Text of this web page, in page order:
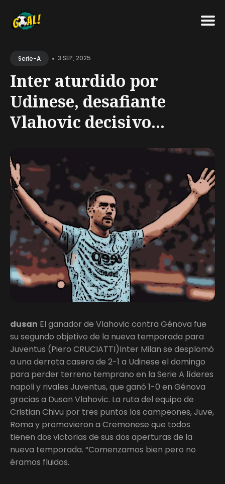
forSerie-A • 3 SEP, 2025
Inter aturdido por
Udinese, desafiante
Vlahovic decisivo...
dusan El ganador de Vlahovic contra Génova fue
su segundo objetivo de la nueva temporada para
Juventus (Piero CRUCIATTI)Inter Milan se desplomó
a una derrota casera de 2-1 a Udinese el domingo
para perder terreno temprano en la Serie A líderes
napoli y rivales Juventus, que ganó 1-0 en Génova
gracias a Dusan Vlahovic. La ruta del equipo de
Cristian Chivu por tres puntos los campeones, Juve,
Roma y promovieron a Cremonese que todos
tienen dos victorias de sus dos aperturas de la
nueva temporada. “Comenzamos bien pero no
éramos fluidos.